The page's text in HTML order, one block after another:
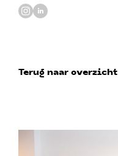
Terug naar overzicht